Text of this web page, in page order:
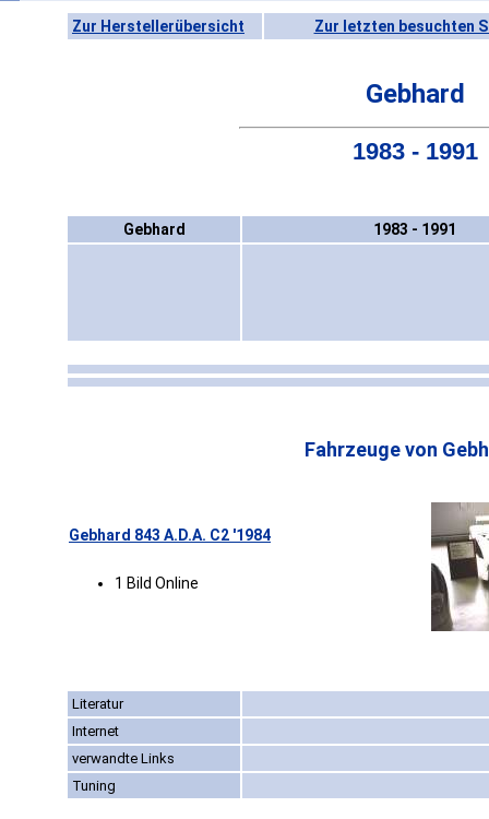
Zur Herstellerübersicht Zur letzten besuchten
Gebhard
1983 - 1991
Gebhard 1983 - 1991
Fahrzeuge von
Gebhard 843 A.D.A. C2 '1984
1 Bild Online
Literatur
Internet
verwandte Links
Tuning